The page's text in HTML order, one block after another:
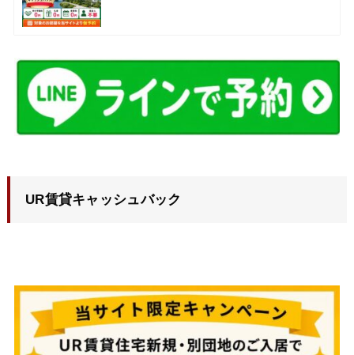
UR賃貸キャッシュバック